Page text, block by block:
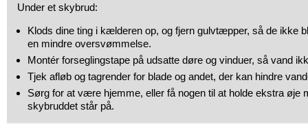
Under et skybrud:
Klods dine ting i kælderen op, og fjern gulvtæpper, så de ikke
en mindre oversvømmelse.
Montér forseglingstape på udsatte døre og vinduer, så vand
Tjek afløb og tagrender for blade og andet, der kan hindre
Sørg for at være hjemme, eller få nogen til at holde ekstra øje
skybruddet står på.